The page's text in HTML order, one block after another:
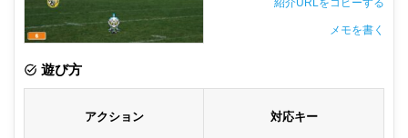
紹介URLをコピーする
メモを書く
遊び方
アクション 対応キー